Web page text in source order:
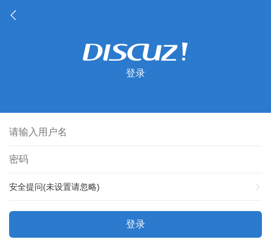
登录
安全提问(未设置请忽略)
登录